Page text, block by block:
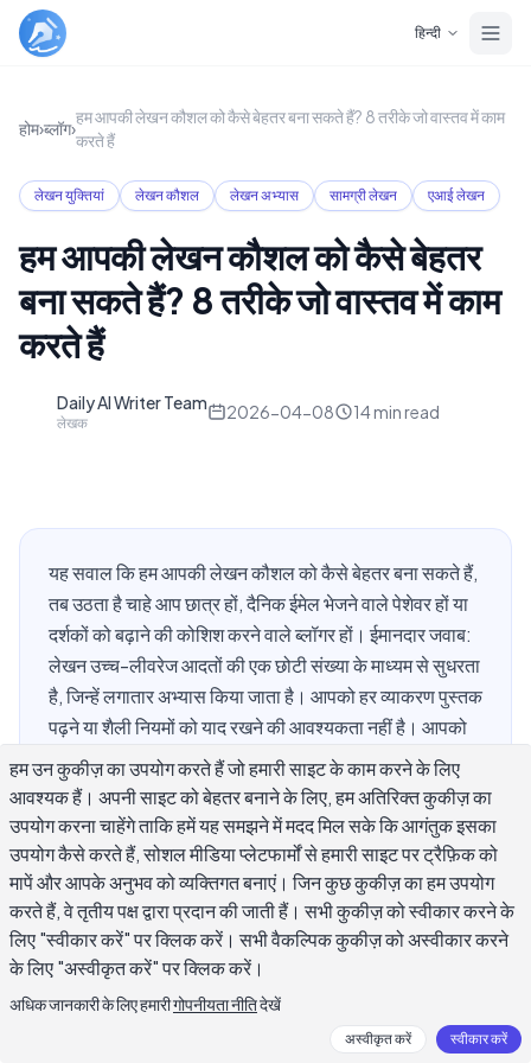
हिन्दी
होम›ब्लॉग›
हम आपकी लेखन कौशल को कैसे बेहतर बना सकते हैं? 8 तरीके जो वास्तव में काम
करते हैं
लेखन युक्तियां लेखन कौशल लेखन अभ्यास सामग्री लेखन एआई लेखन
हम आपकी लेखन कौशल को कैसे बेहतर
बना सकते हैं? 8 तरीके जो वास्तव में काम
करते हैं
Daily AI Writer Team
लेखक
2026-04-08 14min read
यह सवाल कि हम आपकी लेखन कौशल को कैसे बेहतर बना सकते हैं,
तब उठता है चाहे आप छात्र हों, दैनिक ईमेल भेजने वाले पेशेवर हों या
दर्शकों को बढ़ाने की कोशिश करने वाले ब्लॉगर हों। ईमानदार जवाब:
लेखन उच्च-लीवरेज आदतों की एक छोटी संख्या के माध्यम से सुधरता
है, जिन्हें लगातार अभ्यास किया जाता है। आपको हर व्याकरण पुस्तक
पढ़ने या शैली नियमों को याद रखने की आवश्यकता नहीं है। आपको
एक स्पष्ट विधि, ईमानदार प्रतिक्रिया, और नई प्रवृत्तियां बनाने के
लिए पर्याप्त दोहराव की आवश्यकता है। यह गाइड आठ विशिष्ट
दृष्टिकोणों के माध्यम से चलता है जिन पर लेखन शिक्षक, पत्रकार,
और अनुभवी सामग्री निर्माता भरोसा करते हैं — अस्पष्ट सलाह नहीं,
बल्कि ठोस आदतें जो आप अपने अगले लेखन सेशन में लागू कर सकते
हैं।
हम आपकी लेखन कौशल को दैनिक अभ्यास के
माध्यम से कैसे बेहतर बना सकते हैं?
हम उन कुकीज़ का उपयोग करते हैं जो हमारी साइट के काम करने के लिए
आवश्यक हैं। अपनी साइट को बेहतर बनाने के लिए, हम अतिरिक्त कुकीज़ का
उपयोग करना चाहेंगे ताकि हमें यह समझने में मदद मिल सके कि आगंतुक इसका
उपयोग कैसे करते हैं, सोशल मीडिया प्लेटफार्मों से हमारी साइट पर ट्रैफ़िक को
मापें और आपके अनुभव को व्यक्तिगत बनाएं। जिन कुछ कुकीज़ का हम उपयोग
करते हैं, वे तृतीय पक्ष द्वारा प्रदान की जाती हैं। सभी कुकीज़ को स्वीकार करने के
लिए "स्वीकार करें" पर क्लिक करें। सभी वैकल्पिक कुकीज़ को अस्वीकार करने
के लिए "अस्वीकृत करें" पर क्लिक करें।
अधिक जानकारी के लिए हमारीगोपनीयता नीतिदेखें
अस्वीकृत करें स्वीकार करें